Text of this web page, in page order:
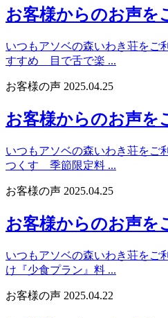
お客様からのお声を
いつもアソベの森いわき荘をご
すすめ 目で舌で楽 ...
お客様の声 2025.04.25
お客様からのお声を
いつもアソベの森いわき荘をご
つくす 季節限定料 ...
お客様の声 2025.04.25
お客様からのお声を
いつもアソベの森いわき荘をご
け『少食プラン』料 ...
お客様の声 2025.04.22